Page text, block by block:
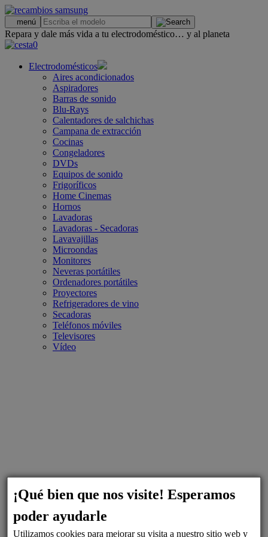
menú
Repara y dale más vida a tu electrodoméstico… y al planeta
0
Electrodomésticos
Aires acondicionados
Aspiradores
Barras de sonido
Blu-Rays
Calentadores de salchichas
Campana de extracción
Cocinas
Congeladores
DVDs
Equipos de sonido
Frigoríficos
Home Cinemas
Hornos
Lavadoras
Lavadoras - Secadoras
Lavavajillas
Microondas
Monitores
Neveras portátiles
Ordenadores portátiles
Proyectores
Refrigeradores de vino
Secadoras
Teléfonos móviles
Televisores
Vídeo
¡Qué bien que nos visite! Esperamos
poder ayudarle
Utilizamos cookies para mejorar su visita a nuestro sitio web y